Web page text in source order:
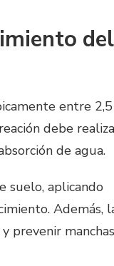
del
entre
debe
de agua.
suelo, aplicando
Además,
prevenir manchas